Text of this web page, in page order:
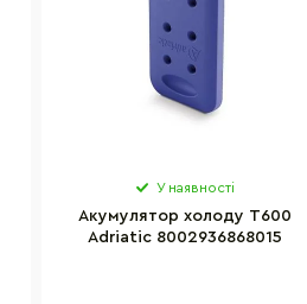
У наявності
Акумулятор холоду T600
Adriatic 8002936868015